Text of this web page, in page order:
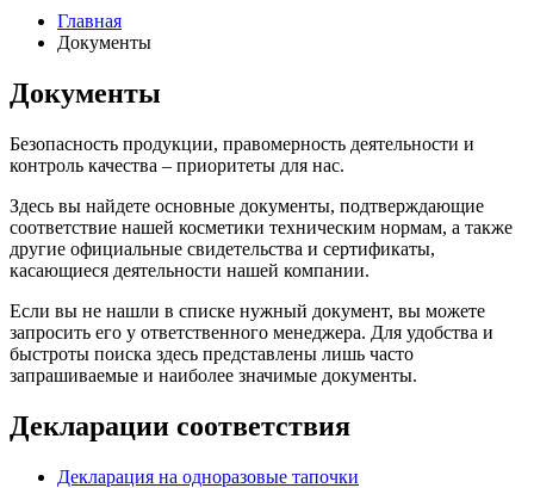
Главная
Документы
Документы
Безопасность продукции, правомерность деятельности и
контроль качества – приоритеты для нас.
Здесь вы найдете основные документы, подтверждающие
соответствие нашей косметики техническим нормам, а также
другие официальные свидетельства и сертификаты,
касающиеся деятельности нашей компании.
Если вы не нашли в списке нужный документ, вы можете
запросить его у ответственного менеджера. Для удобства и
быстроты поиска здесь представлены лишь часто
запрашиваемые и наиболее значимые документы.
Декларации соответствия
Декларация на одноразовые тапочки